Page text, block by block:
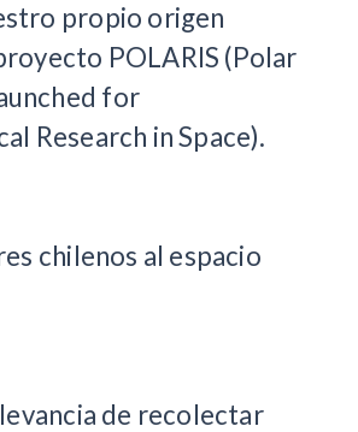
propio origen
POLARIS (Polar
for
Research in Space).
chilenos al espacio
de recolectar